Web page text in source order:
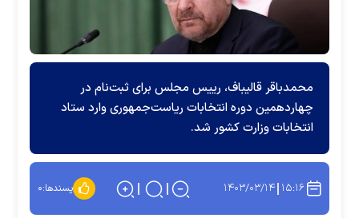
محمدباقر قالیباف، رییس مجلس برای ثبت‌نام در
چهاردهمین دوره انتخابات ریاست‌جمهوری وارد ستاد
انتخابات وزارت کشور شد.
۱۵:۱۶ ۱۴۰۳/۰۳/۱۴ پسندها:۰